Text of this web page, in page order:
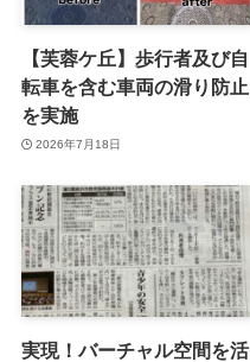
【芙蓉ケ丘】歩行者及び自
転車を含む車両の滑り防止
を実施
2026年7月18日
実現！バーチャル空間を活